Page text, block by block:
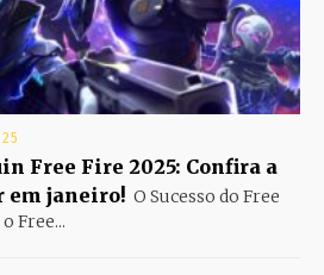
Free Fire 2025: Confira a
em janeiro! O Sucesso do Free
Free...